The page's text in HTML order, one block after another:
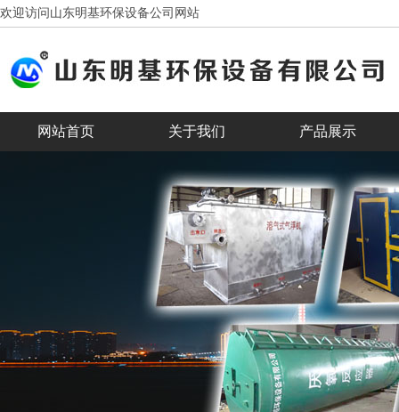
欢迎访问山东明基环保设备公司网站
网站首页 关于我们 产品展示
合作客户